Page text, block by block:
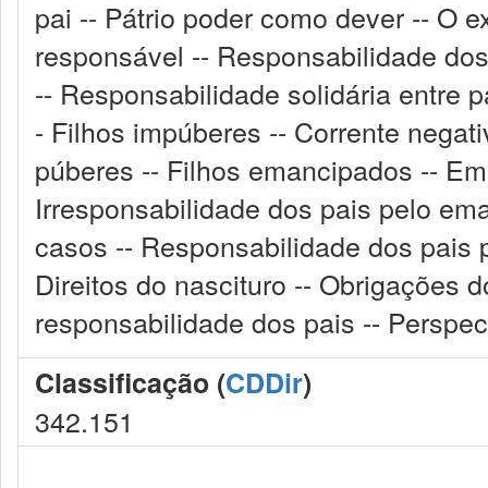
pai -- Pátrio poder como dever -- O
responsável -- Responsabilidade
-- Responsabilidade solidária entre
- Filhos impúberes -- Corrente
púberes -- Filhos emancipados --
Irresponsabilidade dos pais pelo
casos -- Responsabilidade dos
Direitos do nascituro -- Obrigações
responsabilidade dos pais --
Classificação (CDDir)
342.151